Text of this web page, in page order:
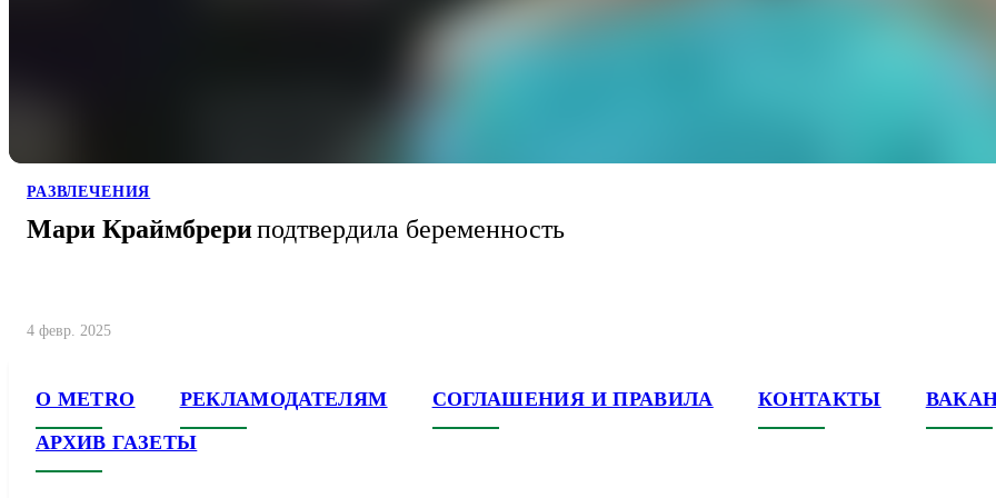
РАЗВЛЕЧЕНИЯ
Мари Краймбрериподтвердила беременность
4 февр. 2025
О METRO РЕКЛАМОДАТЕЛЯМ СОГЛАШЕНИЯ И ПРАВИЛА КОНТАКТЫ
АРХИВ ГАЗЕТЫ